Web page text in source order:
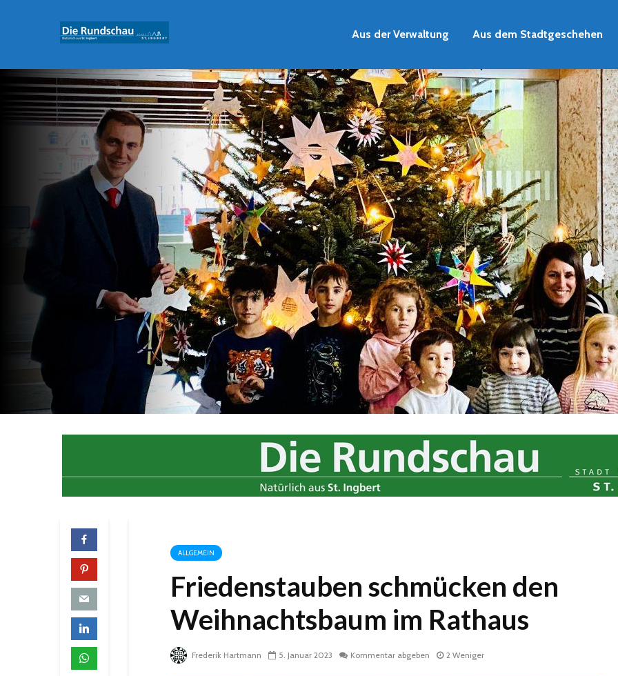
Aus der Verwaltung Aus dem Stadtgeschehen
ALLGEMEIN
Friedenstauben schmücken den
Weihnachtsbaum im Rathaus
Frederik Hartmann 5. Januar 2023 Kommentar abgeben 2 Weniger